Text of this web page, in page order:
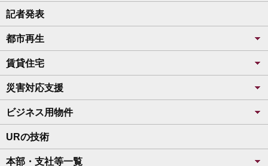
記者発表
都市再生
賃貸住宅
災害対応支援
ビジネス用物件
URの技術
本部・支社等一覧